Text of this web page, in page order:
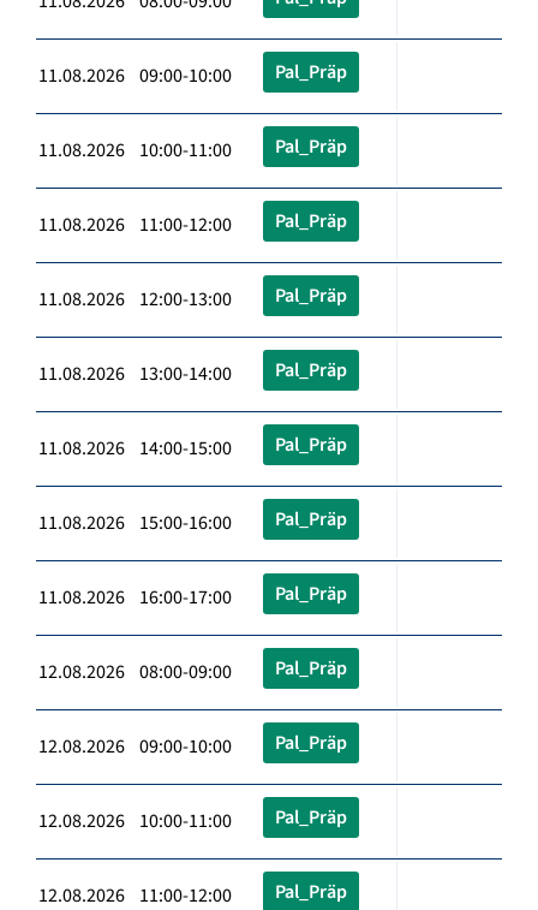
11.08.2026 09:00-10:00 Pal_Präp
11.08.2026 10:00-11:00 Pal_Präp
11.08.2026 11:00-12:00 Pal_Präp
11.08.2026 12:00-13:00 Pal_Präp
11.08.2026 13:00-14:00 Pal_Präp
11.08.2026 14:00-15:00 Pal_Präp
11.08.2026 15:00-16:00 Pal_Präp
11.08.2026 16:00-17:00 Pal_Präp
12.08.2026 08:00-09:00 Pal_Präp
12.08.2026 09:00-10:00 Pal_Präp
12.08.2026 10:00-11:00 Pal_Präp
12.08.2026 11:00-12:00 Pal_Präp